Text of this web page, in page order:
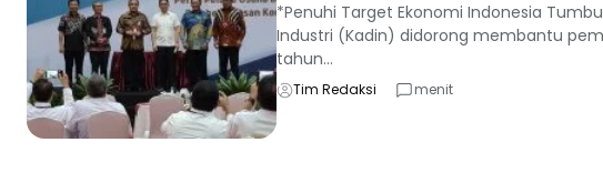
*Penuhi Target Ekonomi Indonesia
Industri (Kadin) didorong membantu
tahun...
Tim Redaksi menit